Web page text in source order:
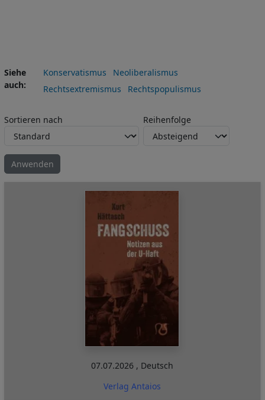
Siehe
auch
Konservatismus
Neoliberalismus
Rechtsextremismus
Rechtspopulismus
Sortieren nach Reihenfolge
07.07.2026 , Deutsch
Verlag Antaios